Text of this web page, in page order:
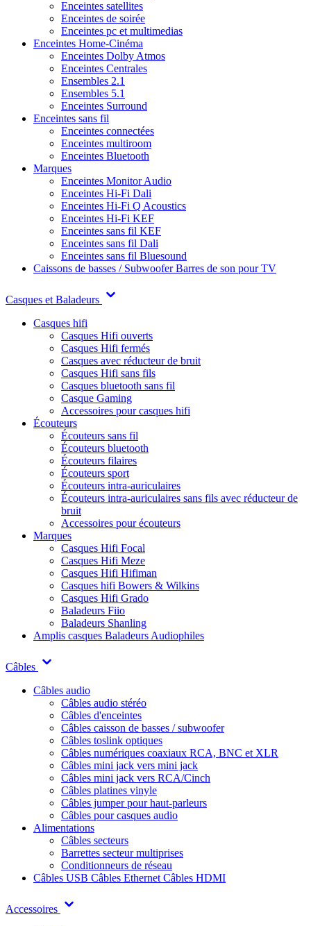
Enceintes satellites
Enceintes de soirée
Enceintes pc et multimedias
Enceintes Home-Cinéma
Enceintes Dolby Atmos
Enceintes Centrales
Ensembles 2.1
Ensembles 5.1
Enceintes Surround
Enceintes sans fil
Enceintes connectées
Enceintes multiroom
Enceintes Bluetooth
Marques
Enceintes Monitor Audio
Enceintes Hi-Fi Dali
Enceintes Hi-Fi Q Acoustics
Enceintes Hi-Fi KEF
Enceintes sans fil KEF
Enceintes sans fil Dali
Enceintes sans fil Bluesound
Caissons de basses / SubwooferBarres de son pour TV
Casques et Baladeurs
Casques hifi
Casques Hifi ouverts
Casques Hifi fermés
Casques avec réducteur de bruit
Casques Hifi sans fils
Casques bluetooth sans fil
Casque Gaming
Accessoires pour casques hifi
Écouteurs
Écouteurs sans fil
Écouteurs bluetooth
Écouteurs filaires
Écouteurs sport
Écouteurs intra-auriculaires
Écouteurs intra-auriculaires sans fils avec réducteur de
bruit
Accessoires pour écouteurs
Marques
Casques Hifi Focal
Casques Hifi Meze
Casques Hifi Hifiman
Casques hifi Bowers & Wilkins
Casques Hifi Grado
Baladeurs Fiio
Baladeurs Shanling
Amplis casques Baladeurs Audiophiles
Câbles
Câbles audio
Câbles audio stéréo
Câbles d'enceintes
Câbles caisson de basses / subwoofer
Câbles toslink optiques
Câbles numériques coaxiaux RCA, BNC et XLR
Câbles mini jack vers mini jack
Câbles mini jack vers RCA/Cinch
Câbles platines vinyle
Câbles jumper pour haut-parleurs
Câbles pour casques audio
Alimentations
Câbles secteurs
Barrettes secteur multiprises
Conditionneurs de réseau
Câbles USB Câbles Ethernet Câbles HDMI
Accessoires